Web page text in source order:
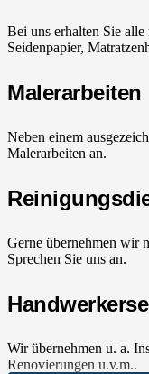
Bei uns erhalten Sie
Seidenpapier,
Malerarbeiten
Neben einem
Malerarbeiten an.
Gerne übernehmen wir
Sprechen Sie uns an.
Wir übernehmen u. a.
Renovierungen u.v.m..